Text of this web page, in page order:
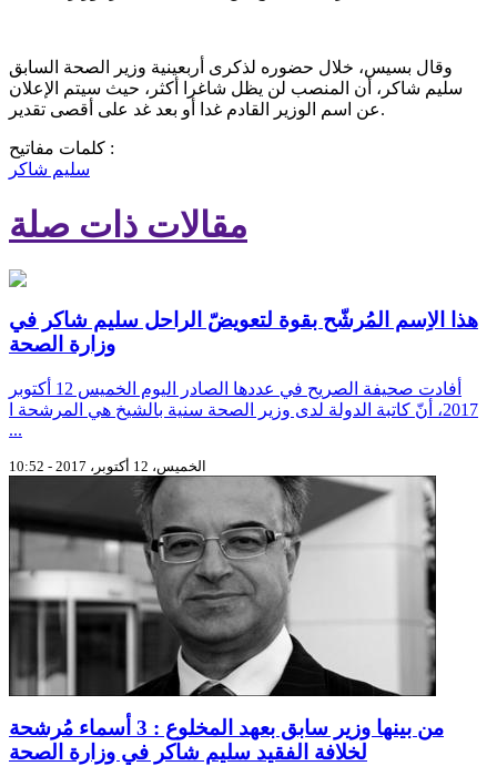
وقال بسيس، خلال حضوره لذكرى أربعينية وزير الصحة السابق
سليم شاكر، أن المنصب لن يظل شاغرا أكثر، حيث سيتم الإعلان
عن اسم الوزير القادم غدا أو بعد غد على أقصى تقدير.
كلمات مفاتيح :
سليم شاكر
مقالات ذات صلة
هذا الاِسم المُرشّح بقوة لتعويضّ الراحل سليم شاكر في
وزارة الصحة
أفادت صحيفة الصريح في عددها الصادر اليوم الخميس 12 أكتوبر
2017، أنّ كاتبة الدولة لدى وزير الصحة سنية بالشيخ هي المرشحة ا
...
الخميس، 12 أكتوبر، 2017 - 10:52
من بينها وزير سابق بعهد المخلوع : 3 أسماء مُرشحة
لخلافة الفقيد سليم شاكر في وزارة الصحة